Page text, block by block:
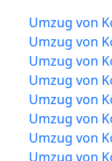
Umzug von
Umzug von
Umzug von
Umzug von
Umzug von
Umzug von
Umzug von
Umzug von